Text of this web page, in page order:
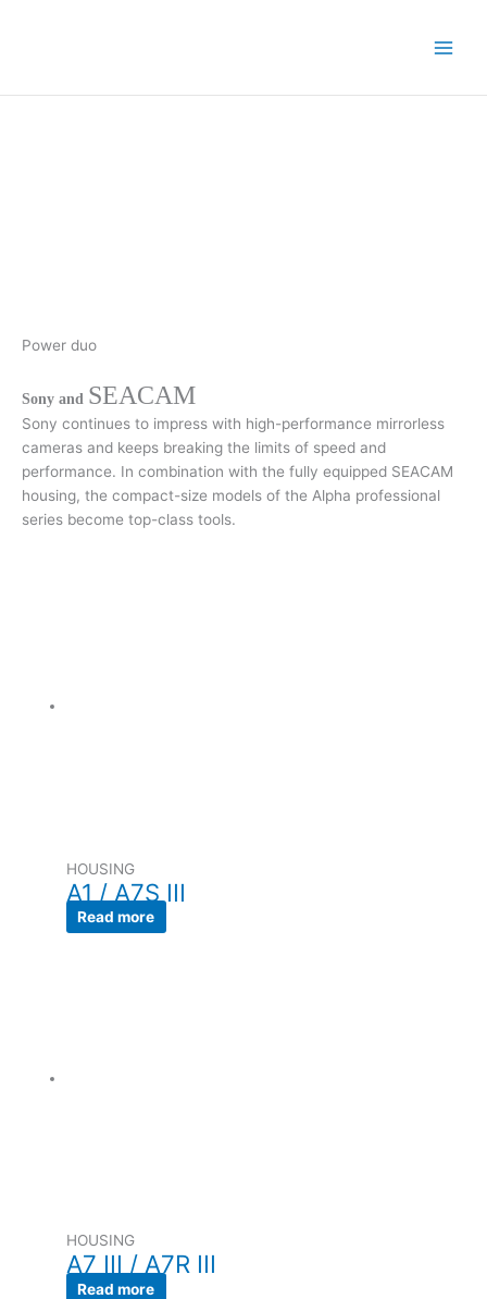
Power duo
Sony and SEACAM
Sony continues to impress with high-performance mirrorless
cameras and keeps breaking the limits of speed and
performance. In combination with the fully equipped SEACAM
housing, the compact-size models of the Alpha professional
series become top-class tools.
HOUSING
A1 / A7S III
Read more
HOUSING
A7 III / A7R III
Read more